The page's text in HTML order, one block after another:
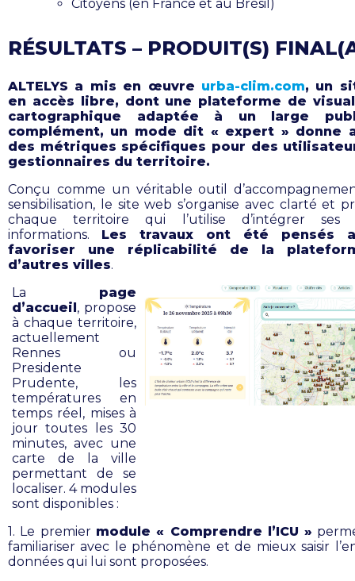
Citoyens (en France et au Brésil)
RÉSULTATS – PRODUIT(S)
ALTELYS a mis en œuvre urba-clim.com, un
en accès libre, dont une plateforme de
cartographique adaptée à un large
complément, un mode dit « expert » donne
des métriques spécifiques pour des
gestionnaires du territoire.
Conçu comme un véritable outil
sensibilisation, le site web s’organise avec clarté et
chaque territoire qui l’utilise d’intégrer ses
informations. Les travaux ont été pensés
favoriser une réplicabilité de la
d’autres villes.
La page
d’accueil , propose
à chaque territoire,
actuellement
Rennes ou
Presidente
Prudente, les
températures en
temps réel, mises à
jour toutes les 30
minutes, avec une
carte de la ville
permettant de se
localiser. 4 modules
sont disponibles :
1. Le premier module « Comprendre l’ICU »
familiariser avec le phénomène et de mieux saisir
données qui lui sont proposées.